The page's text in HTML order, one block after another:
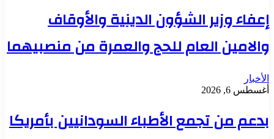
إعفاء وزير الشؤون الدينية والأوقاف
والامين العام للحج والعمرة من منصبيهما
الأخبار
أغسطس 6, 2026
بدعم من تجمع الأطباء السودانيين بأمريكا